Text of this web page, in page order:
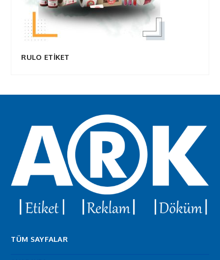
RULO ETİKET
TÜM SAYFALAR